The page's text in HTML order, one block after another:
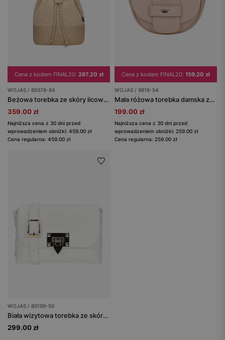
Cena z kodem FINAL20: 287.20 zł
WOJAS / 80378-84
Beżowa torebka ze skóry licowej i plecionej rafii
359.00 zł
Najniższa cena z 30 dni przed
wprowadzeniem obniżki: 459.00 zł
Cena regularna: 459.00 zł
Cena z kodem FINAL20: 159.20 zł
WOJAS / 9816-54
Mała różowa torebka damska ze skóry licowej
199.00 zł
Najniższa cena z 30 dni przed
wprowadzeniem obniżki: 259.00 zł
Cena regularna: 259.00 zł
WOJAS / 80190-50
Biała wizytowa torebka ze skóry naturalnej
299.00 zł